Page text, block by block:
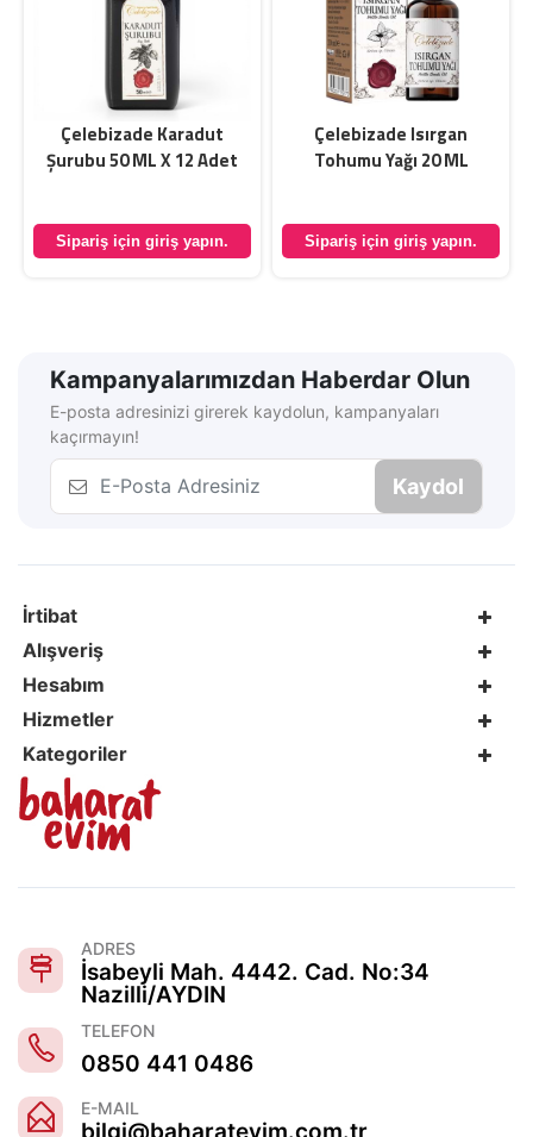
Çelebizade Karadut
Şurubu 50 ML X 12 Adet
Sipariş için giriş yapın.
Çelebizade Isırgan
Tohumu Yağı 20 ML
Sipariş için giriş yapın.
Kampanyalarımızdan Haberdar Olun
E-posta adresinizi girerek kaydolun, kampanyaları
kaçırmayın!
Kaydol
İrtibat
Alışveriş
Hesabım
Hizmetler
Kategoriler
ADRES
İsabeyli Mah. 4442. Cad. No:34
Nazilli/AYDIN
TELEFON
0850 441 0486
E-MAIL
bilgi@baharatevim.com.tr